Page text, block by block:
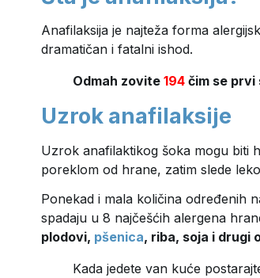
Anafilaksija je najteža forma
dramatičan i fatalni ishod.
Odmah zovite 194 čim se prvi
Uzrok anafilaksije
Uzrok anafilaktikog šoka mogu biti
poreklom od hrane, zatim slede
Ponekad i mala količina određenih
spadaju u 8 najčešćih alergena
plodovi, pšenica, riba, soja i drugi
Kada jedete van kuće